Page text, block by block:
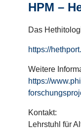
HPM –
Das
https://
Weitere
https://
Kontakt:
Lehrstuhl für